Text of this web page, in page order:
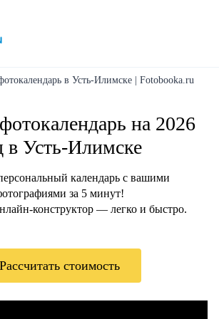
в Усть-Илимске | Fotobooka.ru
на 2026
в Усть-Илимске
календарь с вашими
за 5 минут!
конструктор — легко и быстро.
Рассчитать стоимость